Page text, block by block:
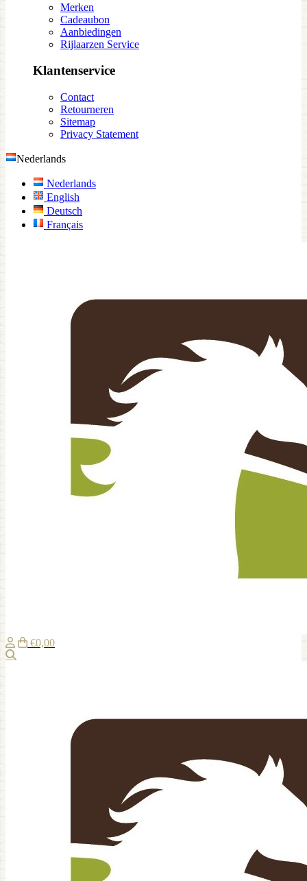
Merken
Cadeaubon
Aanbiedingen
Rijlaarzen Service
Klantenservice
Contact
Retourneren
Sitemap
Privacy Statement
Nederlands
Nederlands
English
Deutsch
Français
€0,00